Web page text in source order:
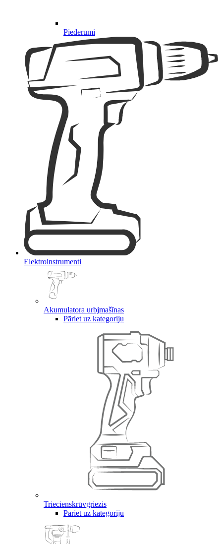
Piederumi
Elektroinstrumenti
Akumulatora urbjmašīnas
Pāriet uz kategoriju
Triecienskrūvgriezis
Pāriet uz kategoriju